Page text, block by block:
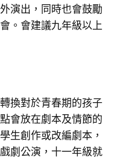
演出，同時也會鼓勵
。會建議九年級以上
換對於青春期的孩子
會放在劇本及情節的
生創作或改編劇本，
劇公演，十一年級就